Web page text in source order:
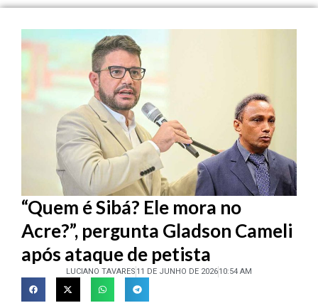
“Quem é Sibá? Ele mora no
Acre?”, pergunta Gladson Cameli
após ataque de petista
LUCIANO TAVARES 11 DE JUNHO DE 202610:54 AM